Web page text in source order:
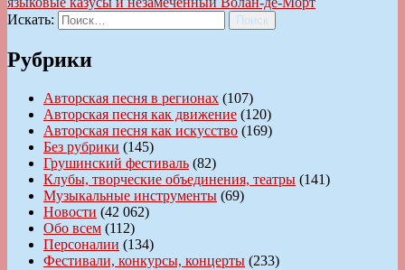
Искать:
Поиск
Рубрики
Авторская песня в регионах (107)
Авторская песня как движение (120)
Авторская песня как искусство (169)
Без рубрики (145)
Грушинский фестиваль (82)
Клубы, творческие объединения, театры (141)
Музыкальные инструменты (69)
Новости (42 062)
Обо всем (112)
Персоналии (134)
Фестивали, конкурсы, концерты (233)